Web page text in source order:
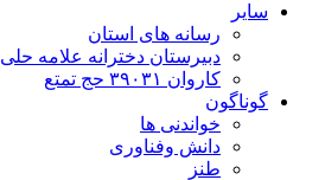
سایر
رسانه های استان
دبیرستان دخترانه علامه حلی
کاروان ۳۹۰۳۱ حج تمتع
گوناگون
خواندنی ها
دانش وفناوری
طنز